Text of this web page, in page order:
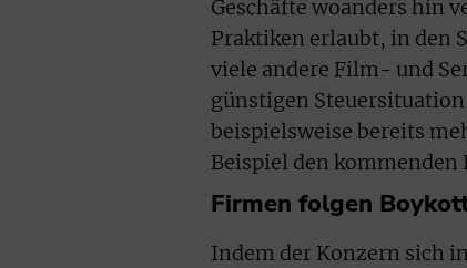
Geschäfte woanders hin
Praktiken erlaubt, in den
viele andere Film- und
günstigen
beispielsweise bereits
Beispiel den kommenden
Firmen folgen
Indem der Konzern sich